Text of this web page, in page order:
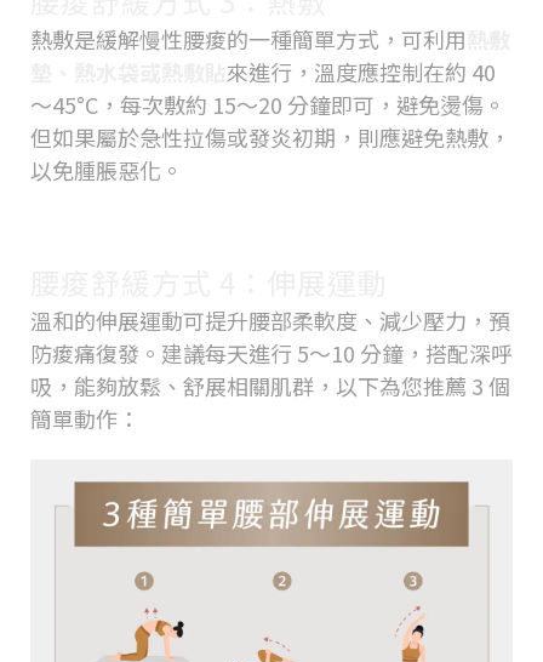
熱敷是緩解慢性腰痠的一種簡單方式，可利用
來進行，溫度應控制在約 40
～45°C，每次敷約 15～20 分鐘即可，避免燙傷。
但如果屬於急性拉傷或發炎初期，則應避免熱敷，
以免腫脹惡化。
溫和的伸展運動可提升腰部柔軟度、減少壓力，預
防痠痛復發。建議每天進行 5～10 分鐘，搭配深呼
吸，能夠放鬆、舒展相關肌群，以下為您推薦 3 個
簡單動作：